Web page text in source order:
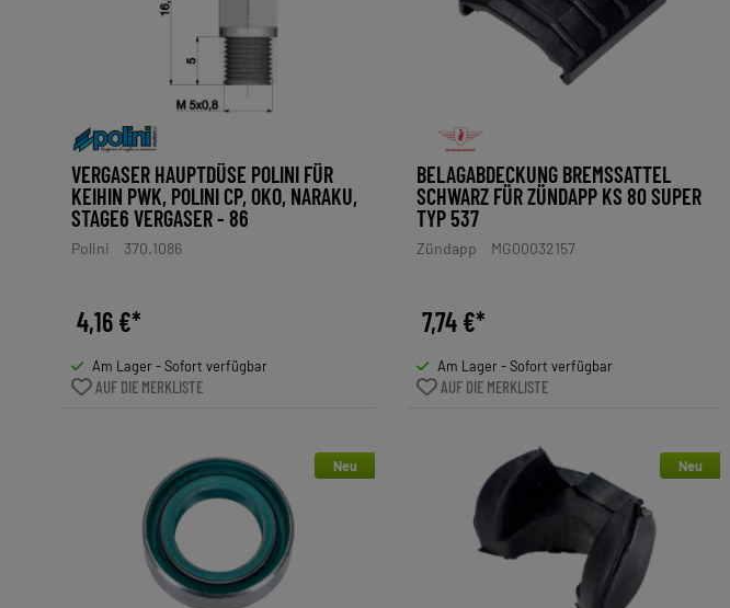
VERGASER HAUPTDÜSE POLINI FÜR
KEIHIN PWK, POLINI CP, OKO, NARAKU,
STAGE6 VERGASER - 86
Polini 370.1086
4,16 €*
Am Lager - Sofort verfügbar
AUF DIE MERKLISTE
BELAGABDECKUNG BREMSSATTEL
SCHWARZ FÜR ZÜNDAPP KS 80 SUPER
TYP 537
Zündapp MG00032157
7,74 €*
Am Lager - Sofort verfügbar
AUF DIE MERKLISTE
Neu Neu